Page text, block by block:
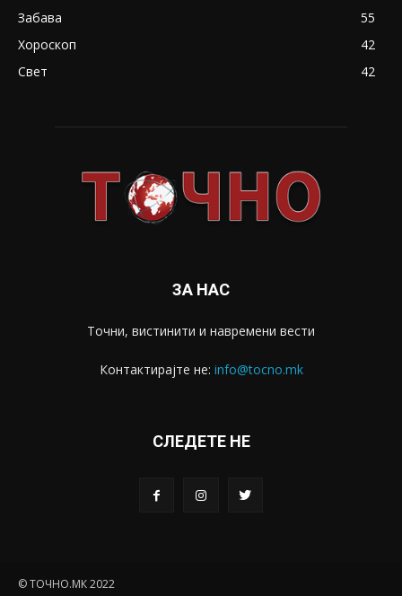
Забава
55
Хороскоп
42
Свет
42
ЗА НАС
Точни, вистинити и навремени вести
Контактирајте не: info@tocno.mk
СЛЕДЕТЕ НЕ
© ТОЧНО.МК 2022